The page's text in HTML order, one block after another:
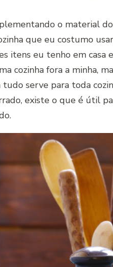
o material do
que eu costumo
itens eu tenho em casa
cozinha fora a minha,
tudo serve para toda
existe o que é útil